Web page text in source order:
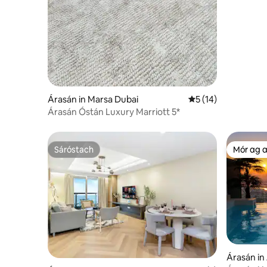
Árasán in Marsa Dubai Meánrátáil 5 as 5,
5 (14)
Árasán Óstán Luxury Marriott 5*
Sáróstach
Sáróstach Mór ag
Mór ag
Árasán in